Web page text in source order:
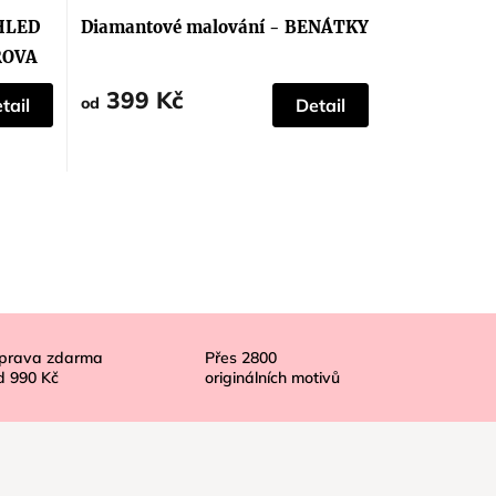
Diamantové malování - BENÁTKY
produktu
je
hvězdiček.
od 399 Kč Detail
zdarma
990 Kč
Přes 2800
originálních motivů